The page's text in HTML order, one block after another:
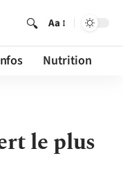
Aa
Nutrition
le plus